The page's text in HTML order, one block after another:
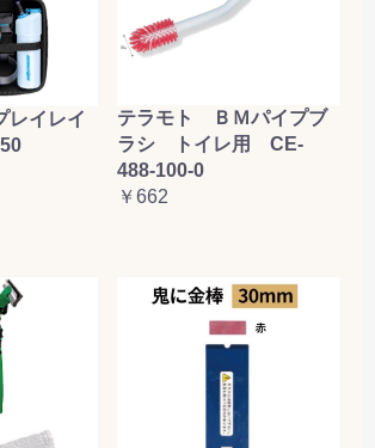
物を続ける カートへ進む
イレイ
テラモト ＢＭパイプブ
ラシ トイレ用 CE-
488-100-0
￥662